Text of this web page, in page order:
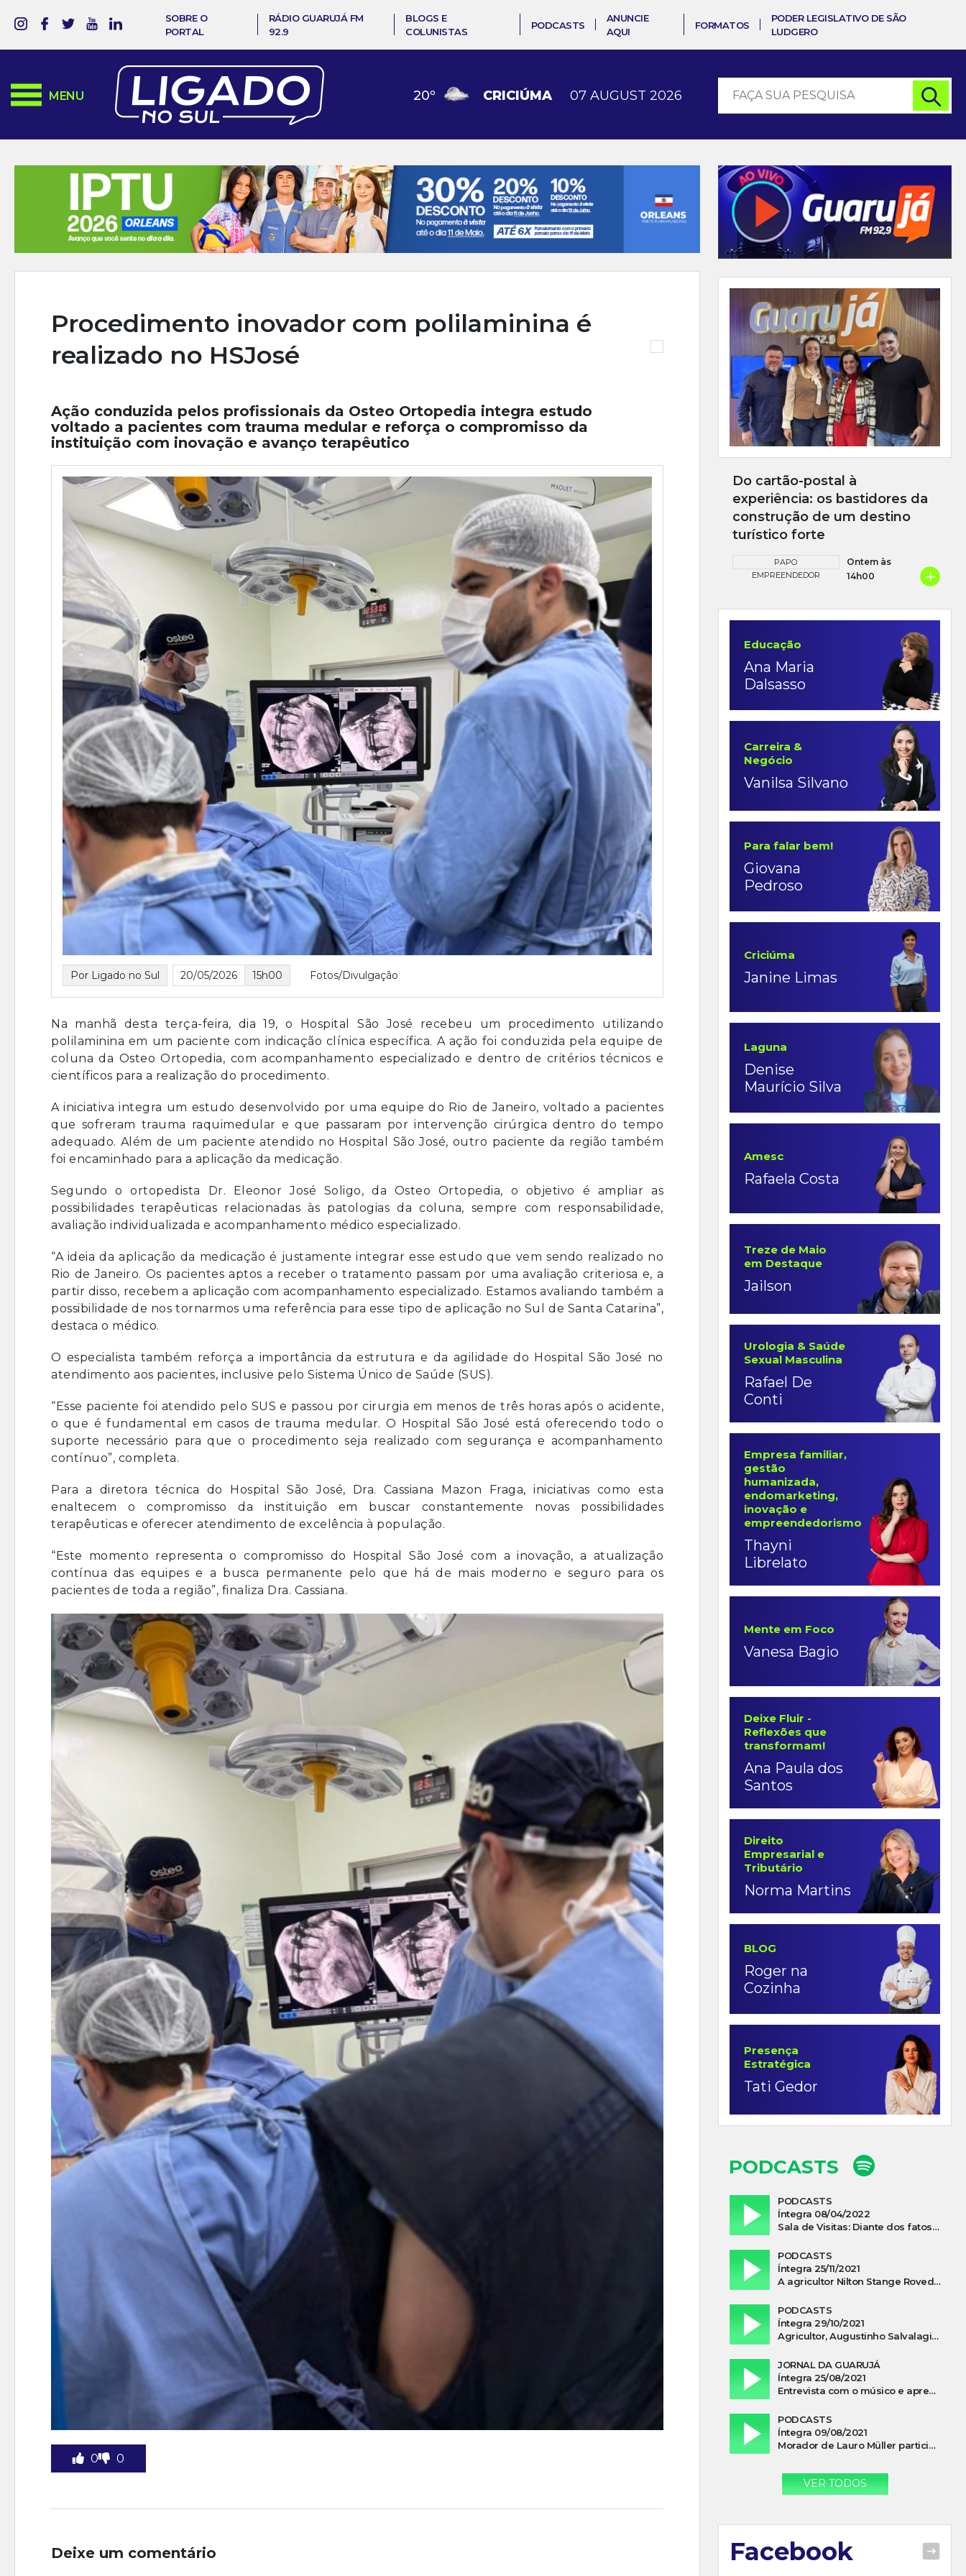
SOBRE O
PORTAL
RÁDIO GUARUJÁ FM
92.9
BLOGS E
COLUNISTAS
PODCASTS
ANUNCIE
AQUI
FORMATOS
PODER LEGISLATIVO DE SÃO
LUDGERO
MENU 20º CRICIÚMA 07 AUGUST 2026
Procedimento inovador com polilaminina é
realizado no HSJosé
Ação conduzida pelos profissionais da Osteo Ortopedia integra estudo
voltado a pacientes com trauma medular e reforça o compromisso da
instituição com inovação e avanço terapêutico
Por Ligado no Sul 20/05/2026 15h00 Fotos/Divulgação
Na manhã desta terça-feira, dia 19, o Hospital São José recebeu um procedimento utilizando
polilaminina em um paciente com indicação clínica específica. A ação foi conduzida pela equipe de
coluna da Osteo Ortopedia, com acompanhamento especializado e dentro de critérios técnicos e
científicos para a realização do procedimento.
A iniciativa integra um estudo desenvolvido por uma equipe do Rio de Janeiro, voltado a pacientes
que sofreram trauma raquimedular e que passaram por intervenção cirúrgica dentro do tempo
adequado. Além de um paciente atendido no Hospital São José, outro paciente da região também
foi encaminhado para a aplicação da medicação.
Segundo o ortopedista Dr. Eleonor José Soligo, da Osteo Ortopedia, o objetivo é ampliar as
possibilidades terapêuticas relacionadas às patologias da coluna, sempre com responsabilidade,
avaliação individualizada e acompanhamento médico especializado.
“A ideia da aplicação da medicação é justamente integrar esse estudo que vem sendo realizado no
Rio de Janeiro. Os pacientes aptos a receber o tratamento passam por uma avaliação criteriosa e, a
partir disso, recebem a aplicação com acompanhamento especializado. Estamos avaliando também a
possibilidade de nos tornarmos uma referência para esse tipo de aplicação no Sul de Santa Catarina”,
destaca o médico.
O especialista também reforça a importância da estrutura e da agilidade do Hospital São José no
atendimento aos pacientes, inclusive pelo Sistema Único de Saúde (SUS).
“Esse paciente foi atendido pelo SUS e passou por cirurgia em menos de três horas após o acidente,
o que é fundamental em casos de trauma medular. O Hospital São José está oferecendo todo o
suporte necessário para que o procedimento seja realizado com segurança e acompanhamento
contínuo”, completa.
Para a diretora técnica do Hospital São José, Dra. Cassiana Mazon Fraga, iniciativas como esta
enaltecem o compromisso da instituição em buscar constantemente novas possibilidades
terapêuticas e oferecer atendimento de excelência à população.
“Este momento representa o compromisso do Hospital São José com a inovação, a atualização
contínua das equipes e a busca permanente pelo que há de mais moderno e seguro para os
pacientes de toda a região”, finaliza Dra. Cassiana.
0 0
Deixe um comentário
Do cartão-postal à
experiência: os bastidores da
construção de um destino
turístico forte
PAPO
EMPREENDEDOR
Ontem às
14h00
+
Educação
Ana Maria
Dalsasso
Carreira &
Negócio
Vanilsa Silvano
Para falar bem!
Giovana
Pedroso
Criciúma
Janine Limas
Laguna
Denise
Maurício Silva
Amesc
Rafaela Costa
Treze de Maio
em Destaque
Jailson
Urologia & Saúde
Sexual Masculina
Rafael De
Conti
Empresa familiar,
gestão
humanizada,
endomarketing,
inovação e
empreendedorismo
Thayni
Librelato
Mente em Foco
Vanesa Bagio
Deixe Fluir -
Reflexões que
transformam!
Ana Paula dos
Santos
Direito
Empresarial e
Tributário
Norma Martins
BLOG
Roger na
Cozinha
Presença
Estratégica
Tati Gedor
PODCASTS
PODCASTS
Íntegra 08/04/2022
Sala de Visitas: Diante dos fatos que influenciam a economia o que podemos esperar de 2022
PODCASTS
Íntegra 25/11/2021
A agricultor Nilton Stange Roveda, afirma ter recebido ajuda espiritual durante acidente
PODCASTS
Íntegra 29/10/2021
Agricultor, Augustinho Salvalagio, relata sobre aparição do Cavaleiro Negro no Rio das Furnas
JORNAL DA GUARUJÁ
Íntegra 25/08/2021
Entrevista com o músico e apresentador, Lismael Ferrareis, no Cidade e Campo
PODCASTS
Íntegra 09/08/2021
Morador de Lauro Müller participa de motociata em apoio a Bolsonaro
VER TODOS
Facebook